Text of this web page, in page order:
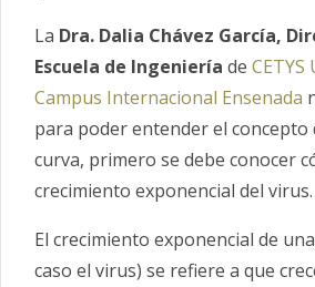
La Dra. Dalia Chávez García,
Escuela de Ingeniería de
Campus Internacional Ensenada
para poder entender el concepto
curva, primero se debe conocer
crecimiento exponencial del virus.
El crecimiento exponencial de
caso el virus) se refiere a que